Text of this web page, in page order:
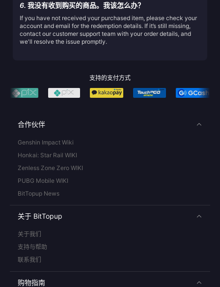
6. 我没有收到购买的商品。我该怎么办？
If you have not received your purchased item, please check your
account and email for the redemption details. If it’s still missing,
contact our customer support team with your order details, and
we'll resolve the issue promptly.
支持的支付方式
合作伙伴
Genshin Impact Wiki
Honkai: Star Rail WIKI
Zenless Zone Zero WIKI
PUBG Mobile WIKI
BitTopup News
关于 BitTopup
关于我们
支持与帮助
联系我们
购物指南